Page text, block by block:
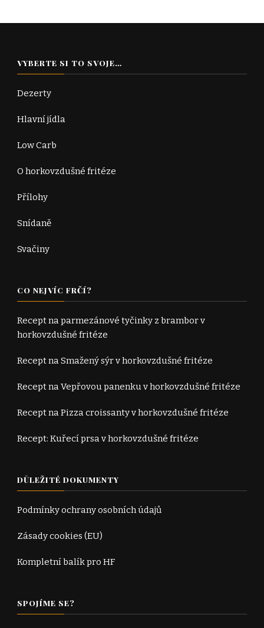
VYBERTE SI TO SVOJE…
Dezerty
Hlavní jídla
Low Carb
O horkovzdušné fritéze
Přílohy
Snídaně
Svačiny
CO NEJVÍC FRČÍ?
Recept na parmezánové tyčinky z brambor v
horkovzdušné fritéze
Recept na Smažený sýr v horkovzdušné fritéze
Recept na Vepřovou panenku v horkovzdušné fritéze
Recept na Pizza croissanty v horkovzdušné fritéze
Recept: Kuřecí prsa v horkovzdušné fritéze
DŮLEŽITÉ DOKUMENTY
Podmínky ochrany osobních údajů
Zásady cookies (EU)
Kompletní balík pro HF
SPOJÍME SE?